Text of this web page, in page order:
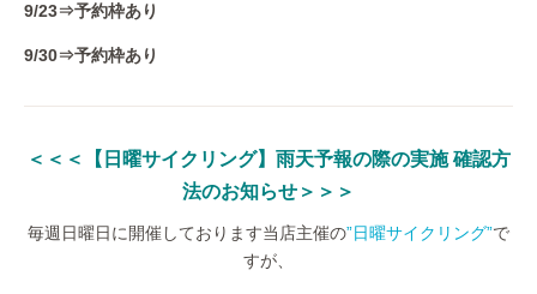
9/23⇒予約枠あり
9/30⇒予約枠あり
＜＜＜【日曜サイクリング】雨天予報の際の実施 確認方
法のお知らせ＞＞＞
毎週日曜日に開催しております当店主催の”日曜サイクリング”で
すが、